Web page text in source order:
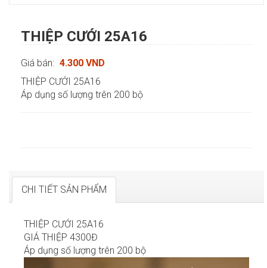
THIỆP CƯỚI 25A16
Giá bán: 4.300 VND
THIỆP CƯỚI 25A16
Áp dụng số lượng trên 200 bộ
CHI TIẾT SẢN PHẨM
THIỆP CƯỚI 25A16
GIÁ THIỆP 4300Đ
Áp dụng số lượng trên 200 bộ